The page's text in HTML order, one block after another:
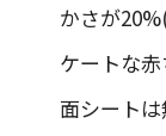
かさが
ケートな
面シート